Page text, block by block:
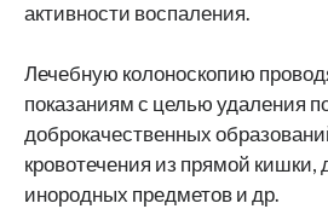
активности воспаления.
Лечебную колоноскопию
показаниям с целью удаления
доброкачественных
кровотечения из прямой кишки,
инородных предметов и др.